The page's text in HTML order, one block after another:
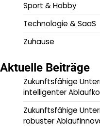
Sport & Hobby
Technologie & SaaS
Zuhause
Aktuelle Beiträge
Zukunftsfähige
intelligenter
Zukunftsfähige
robuster